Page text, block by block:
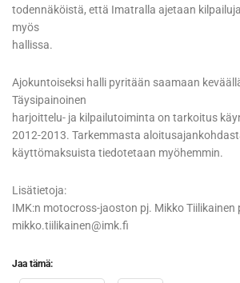
todennäköistä, että Imatralla ajetaan
myös
hallissa.
Ajokuntoiseksi halli pyritään saamaan
Täysipainoinen
harjoittelu- ja kilpailutoiminta on tarkoitus
2012-2013. Tarkemmasta
käyttömaksuista tiedotetaan myöhemmin.
Lisätietoja:
IMK:n motocross-jaoston pj. Mikko Tiilikainen
mikko.tiilikainen@imk.fi
Jaa tämä: